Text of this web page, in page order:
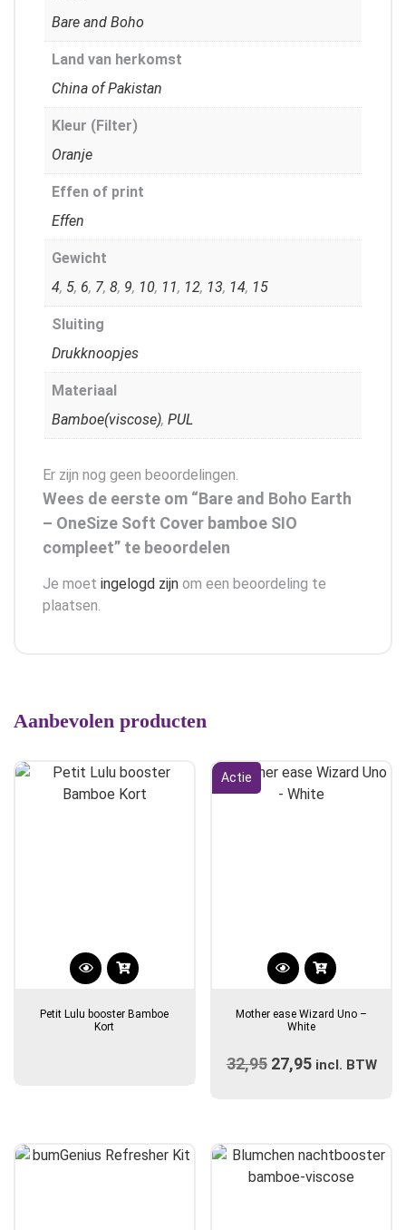
Bare and Boho
Land van herkomst
China of Pakistan
Kleur (Filter)
Oranje
Effen of print
Effen
Gewicht
4, 5, 6, 7, 8, 9, 10, 11, 12, 13, 14, 15
Sluiting
Drukknoopjes
Materiaal
Bamboe(viscose), PUL
Er zijn nog geen beoordelingen.
Wees de eerste om “Bare and Boho Earth
– OneSize Soft Cover bamboe SIO
compleet” te beoordelen
Je moet ingelogd zijn om een beoordeling te
plaatsen.
Aanbevolen producten
Petit Lulu booster Bamboe
Kort
Actie
Dit
heeft
variaties.
gekozen
worden
Mother ease Wizard Uno –
White
32,95 Oorspronkelijke
27,95Huidige
incl. BTW